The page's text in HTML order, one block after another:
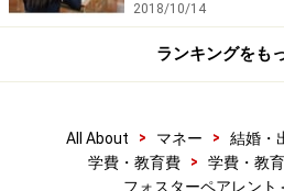
2018/10/14
ランキングをも
All About > マネー > 結婚・
学費・教育費
> 学費・教
フォスターペアレント